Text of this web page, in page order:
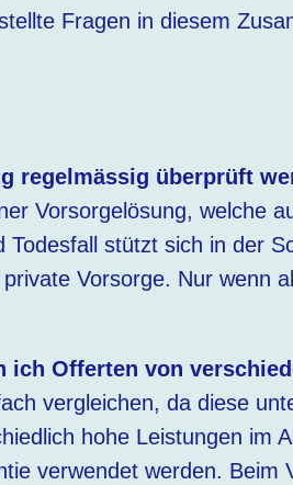
Fragen in diesem
regelmässig überprüft
Vorsorgelösung, welche
stützt sich in der
Vorsorge. Nur wenn
ich Offerten von
vergleichen, da diese
hohe Leistungen im
verwendet werden.